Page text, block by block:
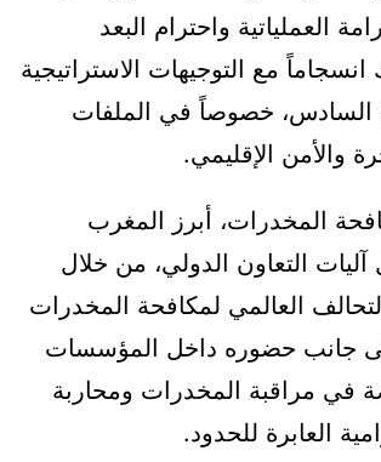
العملياتية واحترام البعد
انسجاماً مع التوجيهات الاستراتيجية
السادس، خصوصاً في الملفات
والأمن الإقليمي.
المخدرات، أبرز المغرب
التعاون الدولي، من خلال
العالمي لمكافحة المخدرات
جانب حضوره داخل المؤسسات
في مراقبة المخدرات ومحاربة
العابرة للحدود.